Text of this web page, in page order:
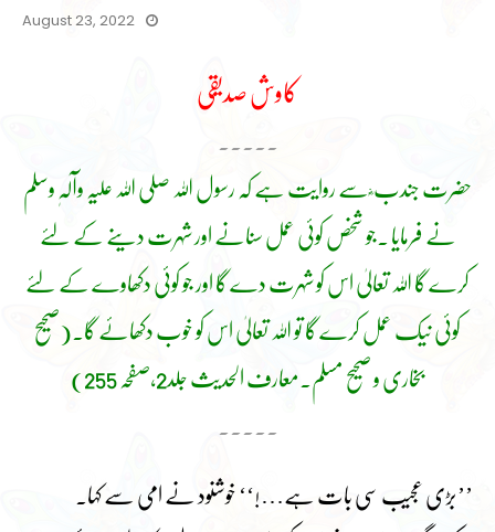
August 23, 2022
کاوش صدیقی
حضرت جندب ؓ سے روایت ہے کہ رسول اللہ صلی اللہ علیہ وآلہٖ وسلم
نے فرمایا ۔جو شخص کوئی عمل سنانے اور شہرت دینے کے لئے
کرے گا اللہ تعالیٰ اس کو شہرت دے گا اور جو کوئی دکھاوے کے لئے
کوئی نیک عمل کرے گا تو اللہ تعالیٰ اس کو خوب دکھائے گا۔(صحیح
بخاری و صحیح مسلم۔معارف الحدیث جلد2،صفحہ 255)
’’بڑی عجیب سی بات ہے…!‘‘ خوشنود نے امی سے کہا۔